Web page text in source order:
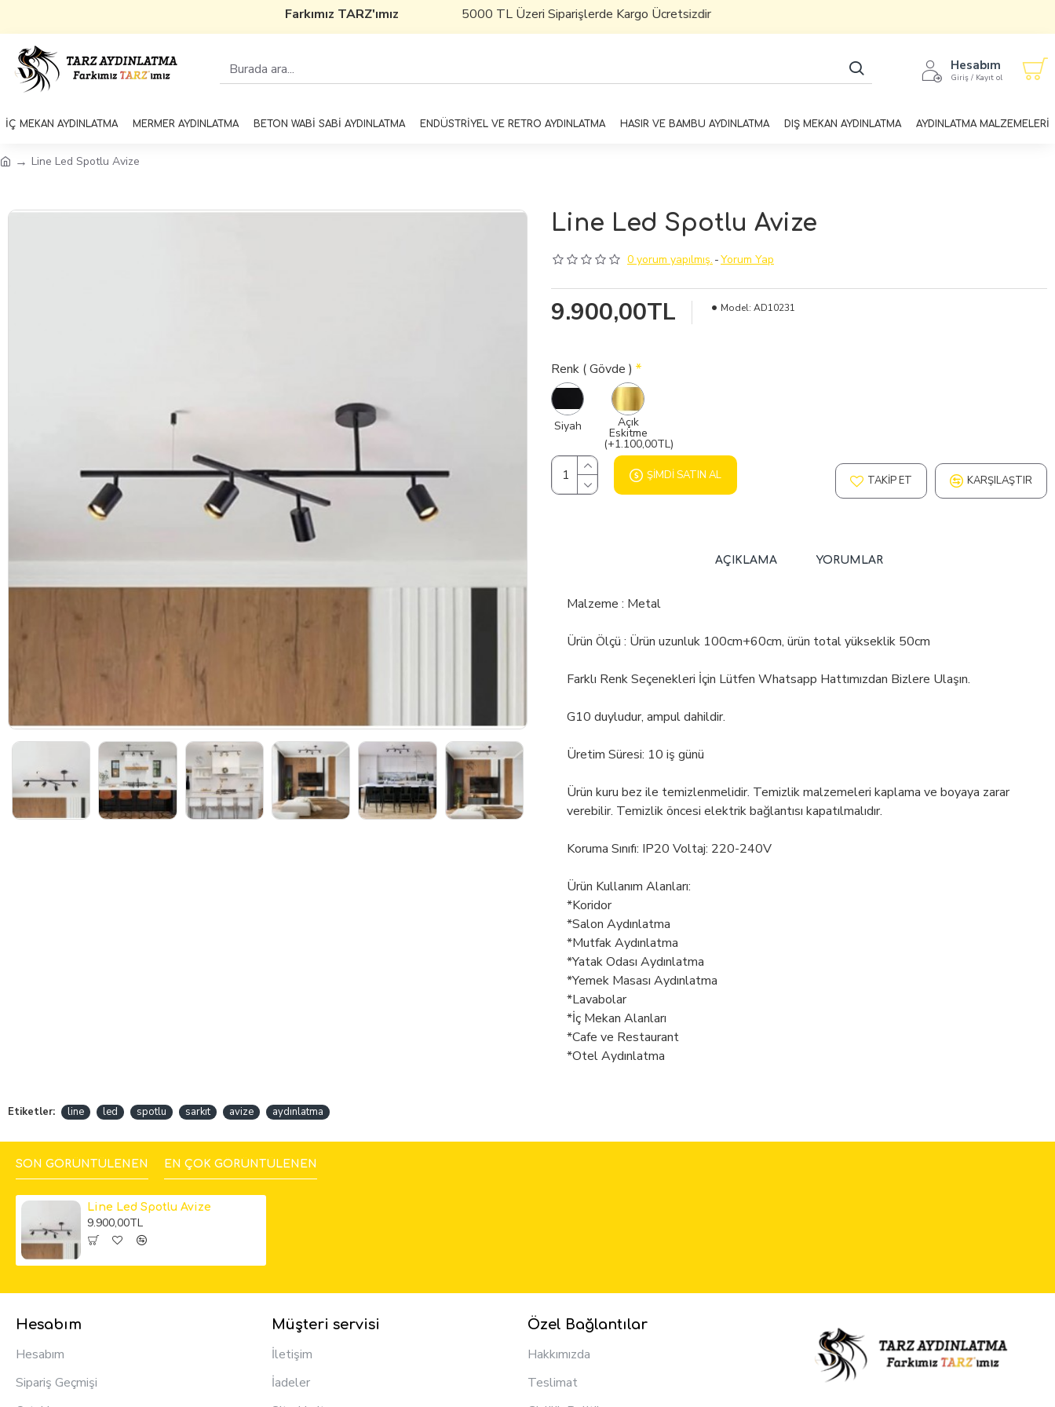
Farkımız TARZ'ımız5000 TL Üzeri Siparişlerde Kargo Ücretsizdir
Hesabım
Giriş / Kayıt ol
İÇ MEKAN AYDINLATMA MERMER AYDINLATMA BETON WABİ SABİ AYDINLATMA ENDÜSTRİYEL VE RETRO AYDINLATMA HASIR VE BAMBU AYDINLATMA DIŞ MEKAN AYDINLATMA AYDINLATMA MALZEMELERİ
Line Led Spotlu Avize
Line Led Spotlu Avize
0 yorum yapılmış. -Yorum Yap
9.900,00TL Model: AD10231
Renk ( Gövde )
Siyah Açık
Eskitme
(+1.100,00TL)
ŞIMDI SATIN AL TAKIP ET KARŞILAŞTIR
AÇIKLAMA YORUMLAR
Malzeme : Metal
Ürün Ölçü : Ürün uzunluk 100cm+60cm, ürün total yükseklik 50cm
Farklı Renk Seçenekleri İçin Lütfen Whatsapp Hattımızdan Bizlere Ulaşın.
G10 duyludur, ampul dahildir.
Üretim Süresi: 10 iş günü
Ürün kuru bez ile temizlenmelidir. Temizlik malzemeleri kaplama ve boyaya zarar
verebilir. Temizlik öncesi elektrik bağlantısı kapatılmalıdır.
Koruma Sınıfı: IP20 Voltaj: 220-240V
Ürün Kullanım Alanları:
*Koridor
*Salon Aydınlatma
*Mutfak Aydınlatma
*Yatak Odası Aydınlatma
*Yemek Masası Aydınlatma
*Lavabolar
*İç Mekan Alanları
*Cafe ve Restaurant
*Otel Aydınlatma
Etiketler: line led spotlu sarkıt avize aydınlatma
SON GÖRÜNTÜLENEN EN ÇOK GÖRÜNTÜLENEN
Line Led Spotlu Avize
9.900,00TL
Hesabım
Hesabım
Sipariş Geçmişi
Müşteri servisi
İletişim
İadeler
Özel Bağlantılar
Hakkımızda
Teslimat